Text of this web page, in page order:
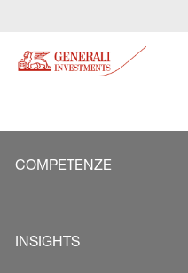
COMPETENZE
INSIGHTS